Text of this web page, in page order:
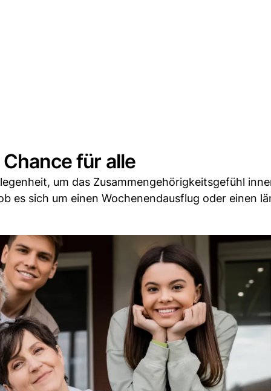
für alle
um das Zusammengehörigkeitsgefühl
es sich um einen Wochenendausflug oder einen